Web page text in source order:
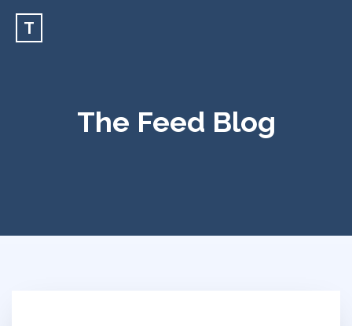
T
The Feed Blog